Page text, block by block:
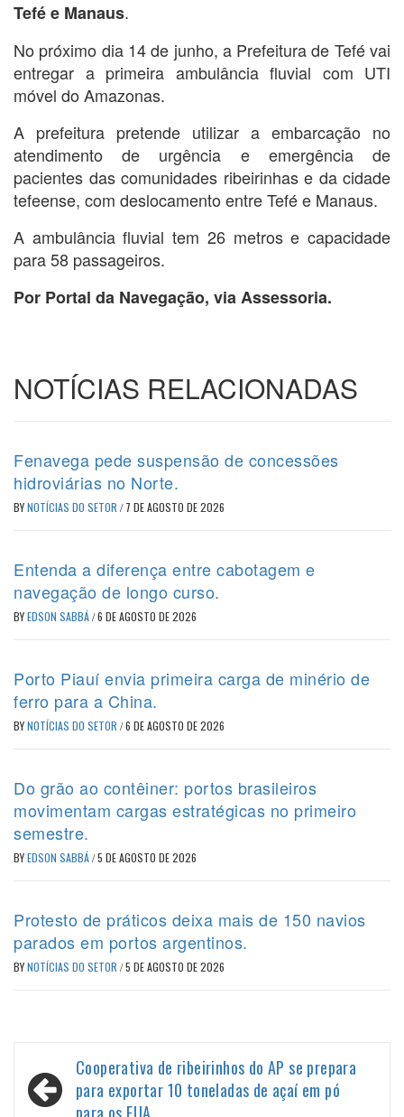
Tefé e Manaus.
No próximo dia 14 de junho, a Prefeitura de Tefé vai
entregar a primeira ambulância fluvial com UTI
móvel do Amazonas.
A prefeitura pretende utilizar a embarcação no
atendimento de urgência e emergência de
pacientes das comunidades ribeirinhas e da cidade
tefeense, com deslocamento entre Tefé e Manaus.
A ambulância fluvial tem 26 metros e capacidade
para 58 passageiros.
Por Portal da Navegação, via Assessoria.
NOTÍCIAS RELACIONADAS
Fenavega pede suspensão de concessões
hidroviárias no Norte.
BYNOTÍCIAS DO SETOR / 7 DE AGOSTO DE 2026
Entenda a diferença entre cabotagem e
navegação de longo curso.
BYEDSON SABBÁ/6 DE AGOSTO DE 2026
Porto Piauí envia primeira carga de minério de
ferro para a China.
BYNOTÍCIAS DO SETOR /6 DE AGOSTO DE 2026
Do grão ao contêiner: portos brasileiros
movimentam cargas estratégicas no primeiro
semestre.
BYEDSON SABBÁ/5 DE AGOSTO DE 2026
Protesto de práticos deixa mais de 150 navios
parados em portos argentinos.
BYNOTÍCIAS DO SETOR /5 DE AGOSTO DE 2026
Navegação
de
Cooperativa de ribeirinhos do AP se prepara
para exportar 10 toneladas de açaí em pó